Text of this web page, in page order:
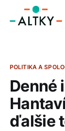
POLITIKA A
Denné
ďalšie